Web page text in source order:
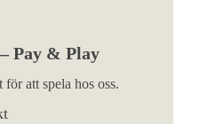
Pay & Play
att spela hos oss.